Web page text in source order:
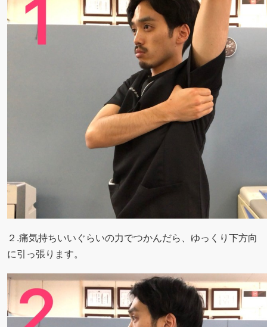
２.痛気持ちいいぐらいの力でつかんだら、ゆっくり下方向
に引っ張ります。